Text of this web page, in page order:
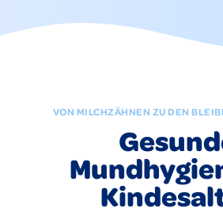
VON MILCHZÄHNEN ZU DEN